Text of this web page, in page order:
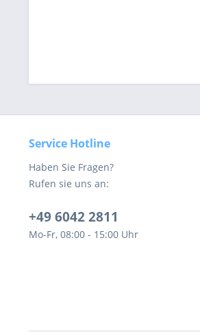
Service Hotline
Haben Sie Fragen?
Rufen sie uns an:
+49 6042 2811
Mo-Fr, 08:00 - 15:00 Uhr